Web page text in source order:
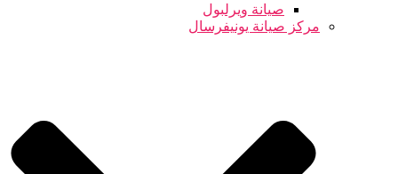
صيانة ويرلبول
مركز صيانة يونيفرسال